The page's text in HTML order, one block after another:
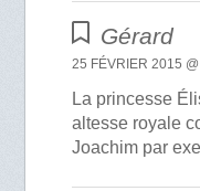
Gérard
25 FÉVRIER 2015
La princesse
altesse royale
Joachim par